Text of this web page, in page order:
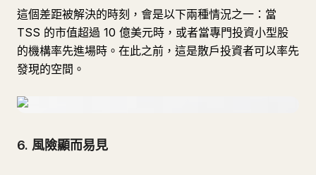
這個差距被解決的時刻，會是以下兩種情況之一：當
TSS 的市值超過 10 億美元時，或者當專門投資小型股
的機構率先進場時。在此之前，這是散戶投資者可以率先
發現的空間。
6. 風險顯而易見